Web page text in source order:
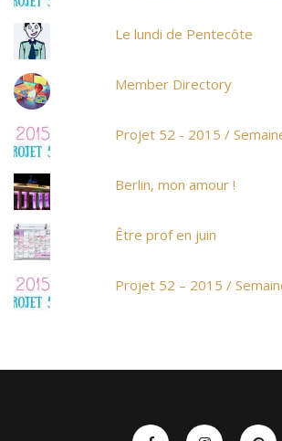
Le lundi de Pentecôte
Member Directory
Projet 52 - 2015 /
Berlin, mon amour !
Être prof en juin
Projet 52 – 2015 /